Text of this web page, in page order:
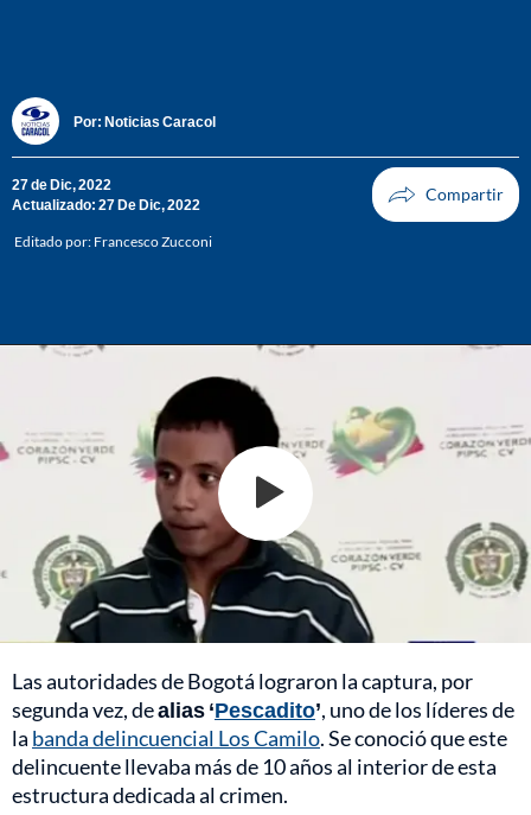
Por: Noticias Caracol
27 de Dic, 2022
Actualizado: 27 De Dic, 2022
Editado por: Francesco Zucconi
Las autoridades de Bogotá lograron la captura, por
segunda vez, dealias ‘Pescadito’, uno de los líderes de
la banda delincuencial Los Camilo. Se conoció que este
delincuente llevaba más de 10 años al interior de esta
estructura dedicada al crimen.